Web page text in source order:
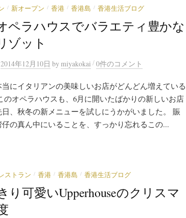
/ 新オープン / 香港 / 香港島 / 香港生活ブログ
ペラハウスでバラエティ豊かな
ゾット
2014年12月10日 by miyakokai /0件のコメント
にイタリアンの美味しいお店がどんどん増えている
のオペラハウスも、6月に開いたばかりの新しいお店
日、秋冬の新メニューを試しにうかがいました。 賑
の真ん中にいることを、すっかり忘れるこの...
ストラン / 香港 / 香港島 / 香港生活ブログ
り可愛いUpperhouseのクリスマ